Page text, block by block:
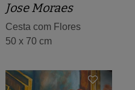
Jose Moraes
Cesta com Flores
50 x 70 cm